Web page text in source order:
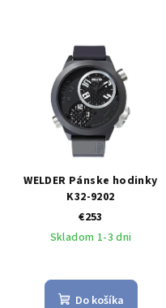
WELDER Pánske hodinky
K32-9202
€253
Skladom 1-3 dni
Do košíka